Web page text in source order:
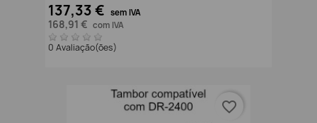
137,33 € sem IVA
168,91 € com IVA
0 Avaliação(ões)
favorite_border